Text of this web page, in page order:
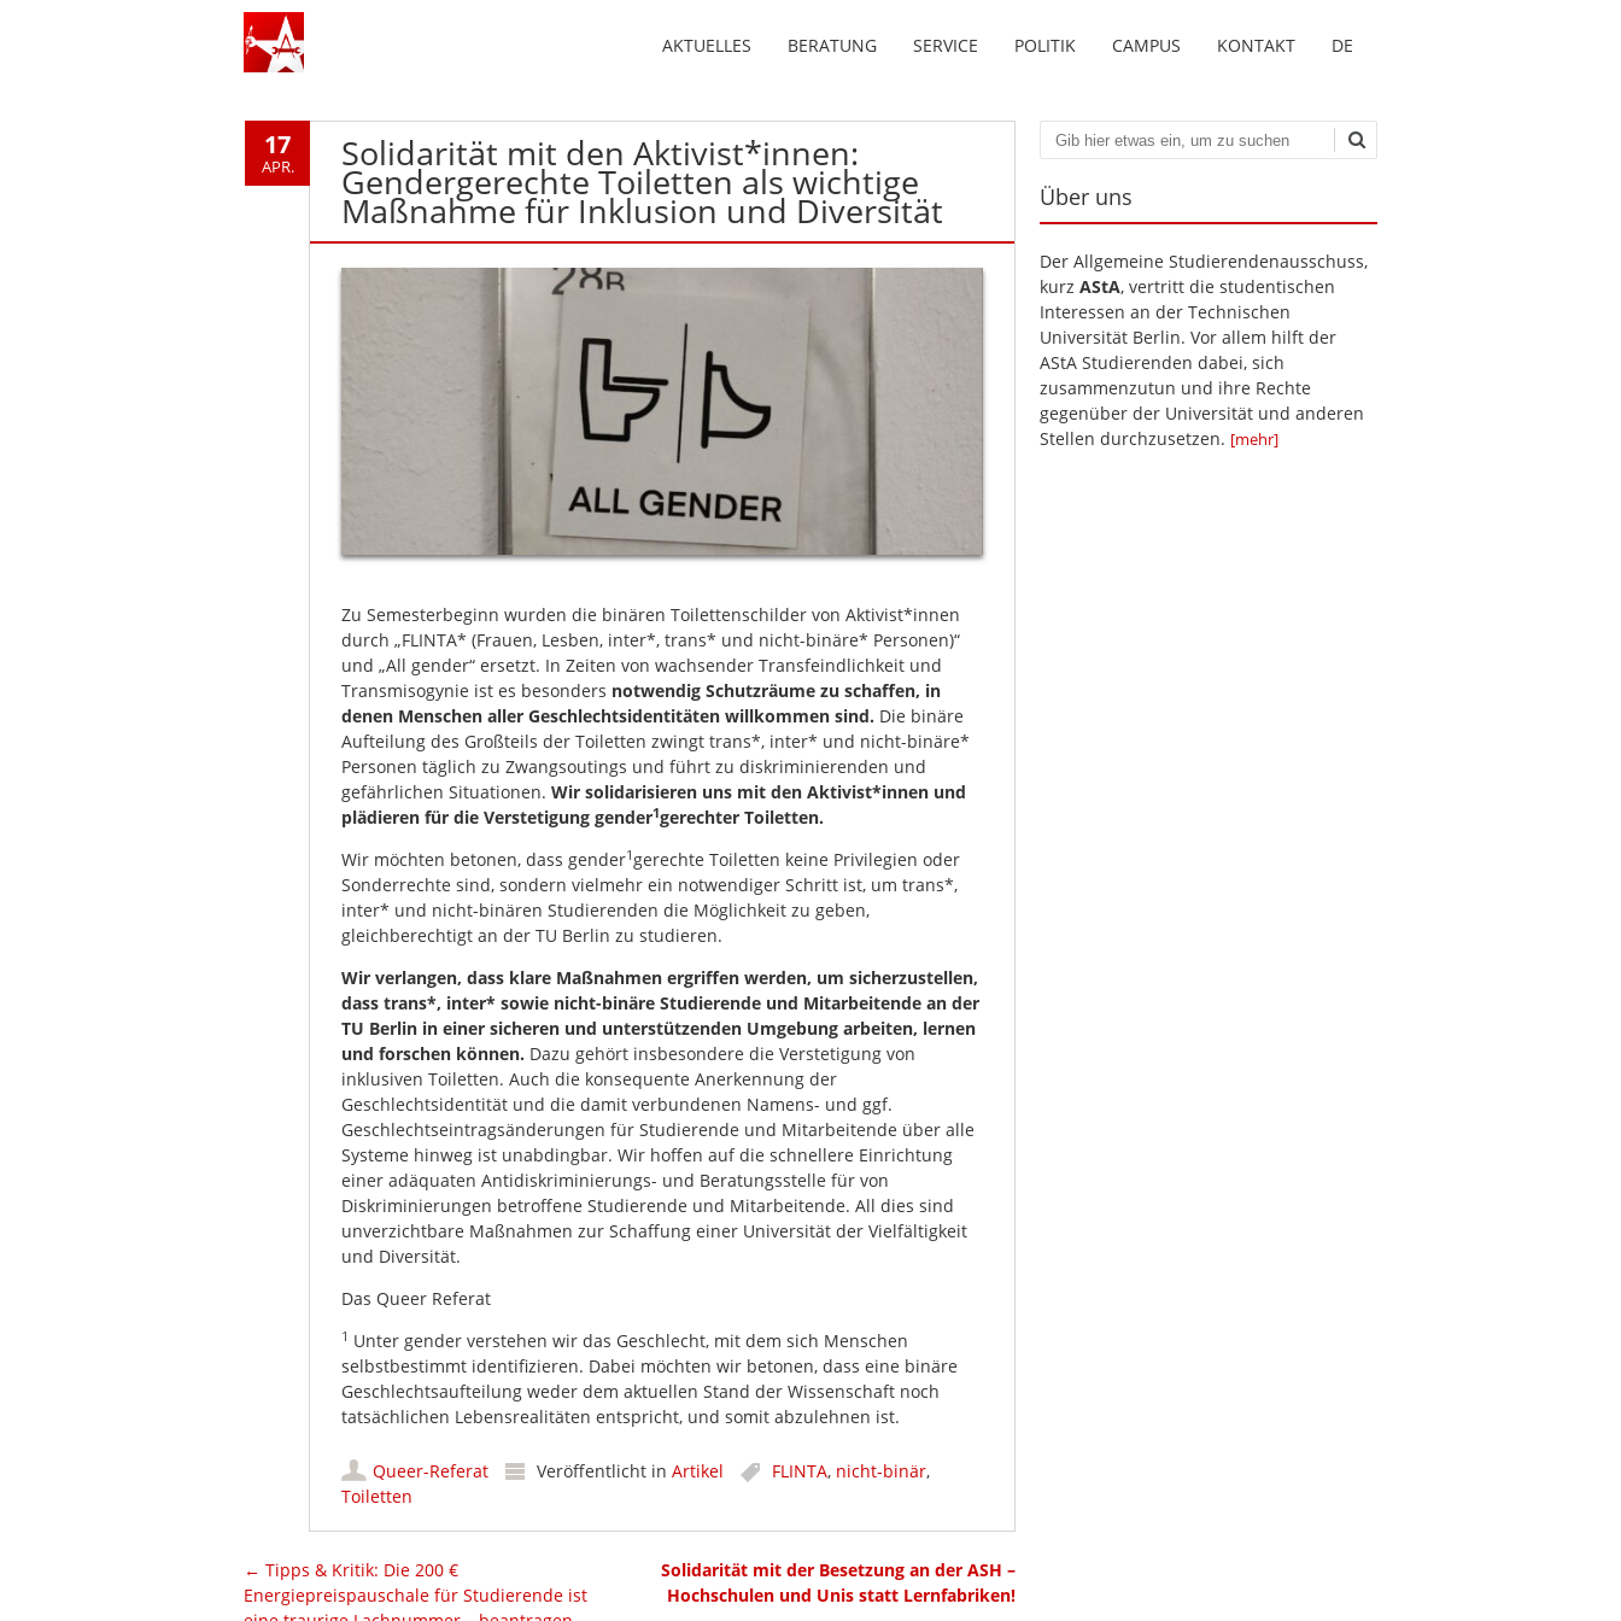
DE
AKTUELLES BERATUNG SERVICE POLITIK CAMPUS KONTAKT
17
APR. Solidarität mit den Aktivist*innen:
Gendergerechte Toiletten als wichtige
Maßnahme für Inklusion und Diversität
Zu Semesterbeginn wurden die binären Toilettenschilder von Aktivist*innen
durch „FLINTA* (Frauen, Lesben, inter*, trans* und nicht-binäre* Personen)“
und „All gender“ ersetzt. In Zeiten von wachsender Transfeindlichkeit und
Transmisogynie ist es besonders notwendig Schutzräume zu schaffen, in
denen Menschen aller Geschlechtsidentitäten willkommen sind. Die binäre
Aufteilung des Großteils der Toiletten zwingt trans*, inter* und nicht-binäre*
Personen täglich zu Zwangsoutings und führt zu diskriminierenden und
gefährlichen Situationen. Wir solidarisieren uns mit den Aktivist*innen und
plädieren für die Verstetigung gender1gerechter Toiletten.
Wir möchten betonen, dass gender1gerechte Toiletten keine Privilegien oder
Sonderrechte sind, sondern vielmehr ein notwendiger Schritt ist, um trans*,
inter* und nicht-binären Studierenden die Möglichkeit zu geben,
gleichberechtigt an der TU Berlin zu studieren.
Wir verlangen, dass klare Maßnahmen ergriffen werden, um sicherzustellen,
dass trans*, inter* sowie nicht-binäre Studierende und Mitarbeitende an der
TU Berlin in einer sicheren und unterstützenden Umgebung arbeiten, lernen
und forschen können. Dazu gehört insbesondere die Verstetigung von
inklusiven Toiletten. Auch die konsequente Anerkennung der
Geschlechtsidentität und die damit verbundenen Namens- und ggf.
Geschlechtseintragsänderungen für Studierende und Mitarbeitende über alle
Systeme hinweg ist unabdingbar. Wir hoffen auf die schnellere Einrichtung
einer adäquaten Antidiskriminierungs- und Beratungsstelle für von
Diskriminierungen betroffene Studierende und Mitarbeitende. All dies sind
unverzichtbare Maßnahmen zur Schaffung einer Universität der Vielfältigkeit
und Diversität.
Das Queer Referat
1 Unter gender verstehen wir das Geschlecht, mit dem sich Menschen
selbstbestimmt identifizieren. Dabei möchten wir betonen, dass eine binäre
Geschlechtsaufteilung weder dem aktuellen Stand der Wissenschaft noch
tatsächlichen Lebensrealitäten entspricht, und somit abzulehnen ist.
Queer-Referat Veröffentlicht in Artikel FLINTA, nicht-binär,
Toiletten
Artikel-Navigation
← Tipps & Kritik: Die 200 €
Energiepreispauschale für Studierende ist
Solidarität mit der Besetzung an der ASH –
Hochschulen und Unis statt Lernfabriken!
Suchen
Über uns
Der Allgemeine Studierendenausschuss,
kurz AStA, vertritt die studentischen
Interessen an der Technischen
Universität Berlin. Vor allem hilft der
AStA Studierenden dabei, sich
zusammenzutun und ihre Rechte
gegenüber der Universität und anderen
Stellen durchzusetzen. [mehr]